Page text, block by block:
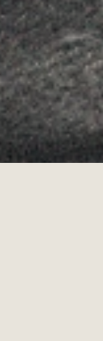
Copyrights ©
POLÍTICA DE
·